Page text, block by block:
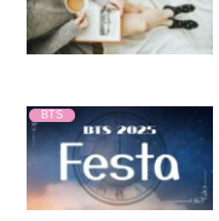
BTS